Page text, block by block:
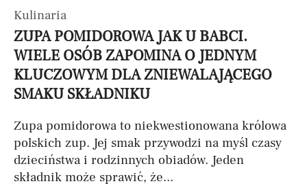
Kulinaria
ZUPA POMIDOROWA JAK U BABCI.
WIELE OSÓB ZAPOMINA O JEDNYM
KLUCZOWYM DLA ZNIEWALAJĄCEGO
SMAKU SKŁADNIKU
Zupa pomidorowa to niekwestionowana królowa
polskich zup. Jej smak przywodzi na myśl czasy
dzieciństwa i rodzinnych obiadów. Jeden
składnik może sprawić, że...